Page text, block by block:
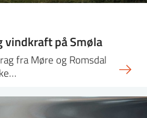
vindkraft på Smøla
fra Møre og Romsdal